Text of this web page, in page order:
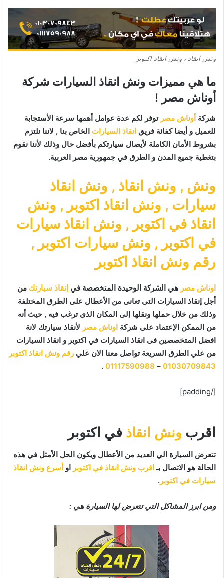
ونش انقاذ ، ونش انقاذ اكتوبر
ما هي مميزات ونش انقاذ السيارات شركة
أوناش مصر !
شركة أوناش مصر توفر لكم عدة عوامل أهمها سرعة الأستجابة
للعميل و أيضا كفائة فريق انقاذ السيارات الخاص بنا , لاننا نلتزم
بشروط الأمان الكاملة لأيصال سيارتكم بأفضل حال وذلك لأننا نقوم
بتغطية جميع المدن و الطرق في جمهورية مصر العربية.
ونش , ونش انقاذ , ونش انقاذ
سيارات , ونش انقاذ اكتوبر , ونش
انقاذ في اكتوبر , ونش انقاذ سيارات
في اكتوبر , ونش سيارات اكتوبر ,
رقم ونش انقاذ اكتوبر
اوناش مصر هي الشركة الوحيدة المتخصصة في إنقاذ سيارتك من
أجل إنقاذ السيارات التى تعانى من الأعطال على الطرق المختلفة
وذلك من خلال حملها ونقلها إلى المكان الذى ترغب فيه , حيث أنه
من الممكن الإعتماد على شركة اوناش مصر لأنقاذ سيارتك لانة
افضل المتخصصين فى انقاذ السيارات في اكتوبر و انقاذ السيارات
من علي الطرق السريعة تواصل معنا الان علي رقم ونش انقاذ اكتوبر
01030709843
–
01117590988
.
[/padding]
اقرب ونش انقاذ في اكتوبر
تتعرض السيارة الي العديد من الأعطال ويكون الحل الأمثل في هذه
الحالة هو الاتصال بـاقرب ونش انقاذ في اكتوبر او أسرع ونش انقاذ
سيارات في اكتوبر .
ومن ابرز المشاكل التي تتعرض لها السيارة هي :